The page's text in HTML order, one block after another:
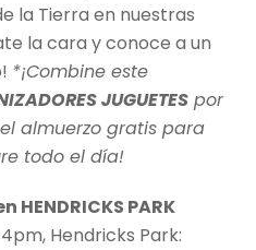
la Tierra en nuestras
la cara y conoce a un
*¡Combine este
JUGUETES por
almuerzo gratis para
todo el día!
HENDRICKS PARK
Hendricks Park: